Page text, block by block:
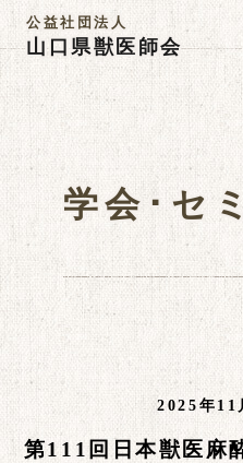
公益社団法人
山口県獣医師会
学会･セ
2025年11
第111回日本獣医麻